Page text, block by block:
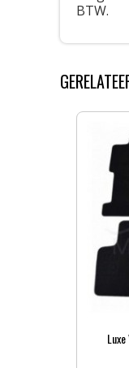
BTW.